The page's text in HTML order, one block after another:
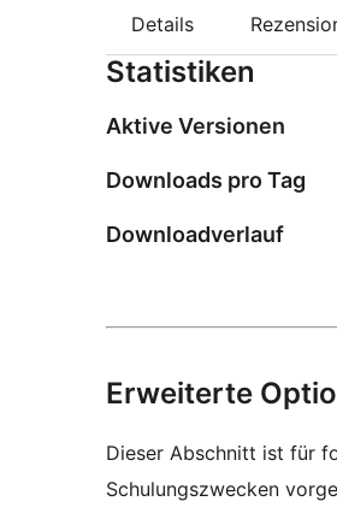
Details
Statistiken
Aktive Versionen
Downloads pro Tag
Downloadverlauf
Erweiterte
Dieser Abschnitt ist für
Schulungszwecken